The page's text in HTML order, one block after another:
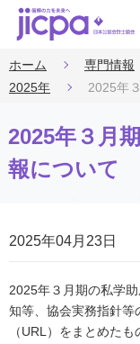
ホーム 専門情報
2025年
2025年
2025年３月
報について
2025年04月23日
2025年３月期の私学
知等、協会実務指針等
（URL）をまとめた